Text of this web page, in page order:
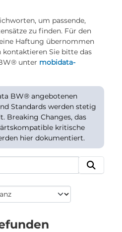
um passende,
zu finden. Für den
Haftung übernommen
kontaktieren Sie bitte das
unter mobidata-
BW® angebotenen
Standards werden stetig
Breaking Changes, das
kritische
hier dokumentiert.